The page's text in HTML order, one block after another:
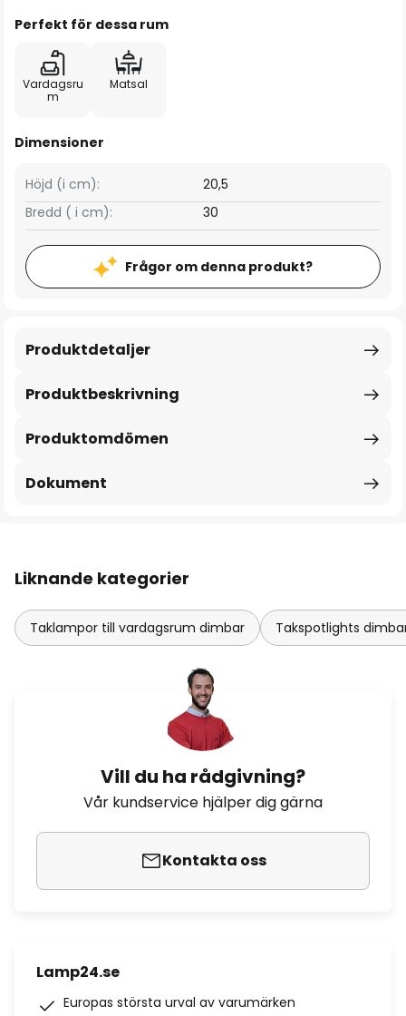
Perfekt för dessa rum
Vardagsru
m
Matsal
Dimensioner
Bredd ( i cm): 30
Höjd (i cm): 20,5
Frågor om denna produkt?
Produktbeskrivning
Produktdetaljer
Produktomdömen
Dokument
Liknande kategorier
Taklampor till vardagsrum dimbar Takspotlights
Vill du ha rådgivning?
Vår kundservice hjälper dig gärna
Kontakta oss
Lamp24.se
Europas största urval av varumärken